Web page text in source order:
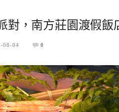
對，南方莊園渡假飯
08-04 0